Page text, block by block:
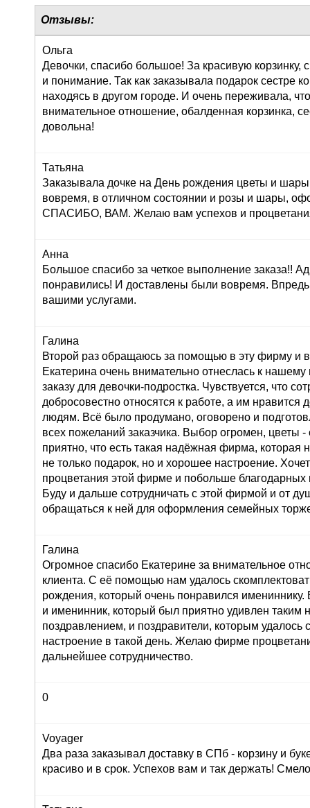
Отзывы:
Ольга
Девочки, спасибо большое! За красивую корзинку,
и понимание. Так как заказывала подарок сестре
находясь в другом городе. И очень переживала,
внимательное отношение, обалденная корзинка,
довольна!
Татьяна
Заказывала дочке на День рождения цветы и
вовремя, в отличном состоянии и розы и шары,
СПАСИБО, ВАМ. Желаю вам успехов и
Анна
Большое спасибо за четкое выполнение заказа!!
понравились! И доставлены были вовремя. Впредь
вашими услугами.
Галина
Второй раз обращаюсь за помощью в эту фирму и
Екатерина очень внимательно отнеслась к
заказу для девочки-подростка. Чувствуется, что
добросовестно относятся к работе, а им нравится
людям. Всё было продумано, оговорено и
всех пожеланий заказчика. Выбор огромен, цветы
приятно, что есть такая надёжная фирма, которая
не только подарок, но и хорошее настроение.
процветания этой фирме и побольше благодарных
Буду и дальше сотрудничать с этой фирмой и от
обращаться к ней для оформления семейных
Галина
Огромное спасибо Екатерине за внимательное
клиента. С её помощью нам удалось
рождения, который очень понравился имениннику.
и именинник, который был приятно удивлен таким
поздравлением, и поздравители, которым удалось
настроение в такой день. Желаю фирме
дальнейшее сотрудничество.
0
Voyager
Два раза заказывал доставку в СПб - корзину и
красиво и в срок. Успехов вам и так держать!